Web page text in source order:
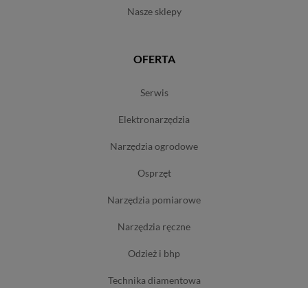
nasze sklepy
OFERTA
serwis
elektronarzędzia
narzędzia ogrodowe
osprzęt
narzędzia pomiarowe
narzędzia ręczne
odzież i bhp
technika diamentowa